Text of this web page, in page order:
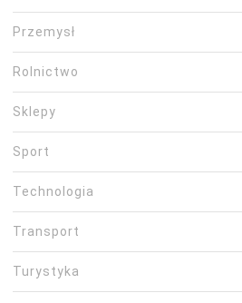
Przemysł
Rolnictwo
Sklepy
Sport
Technologia
Transport
Turystyka